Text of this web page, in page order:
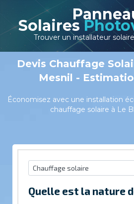
Solaires
Trouver un installateur
Devis Chauffage
Mesnil -
Économisez avec une installation
chauffage solaire à Le